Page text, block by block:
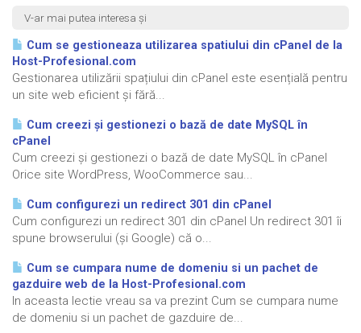
V-ar mai putea interesa și
Cum se gestioneaza utilizarea spatiului din cPanel de la
Host-Profesional.com
Gestionarea utilizării spațiului din cPanel este esențială pentru
un site web eficient și fără...
Cum creezi și gestionezi o bază de date MySQL în
cPanel
Cum creezi și gestionezi o bază de date MySQL în cPanel
Orice site WordPress, WooCommerce sau...
Cum configurezi un redirect 301 din cPanel
Cum configurezi un redirect 301 din cPanel Un redirect 301 îi
spune browserului (și Google) că o...
Cum se cumpara nume de domeniu si un pachet de
gazduire web de la Host-Profesional.com
In aceasta lectie vreau sa va prezint Cum se cumpara nume
de domeniu si un pachet de gazduire de...